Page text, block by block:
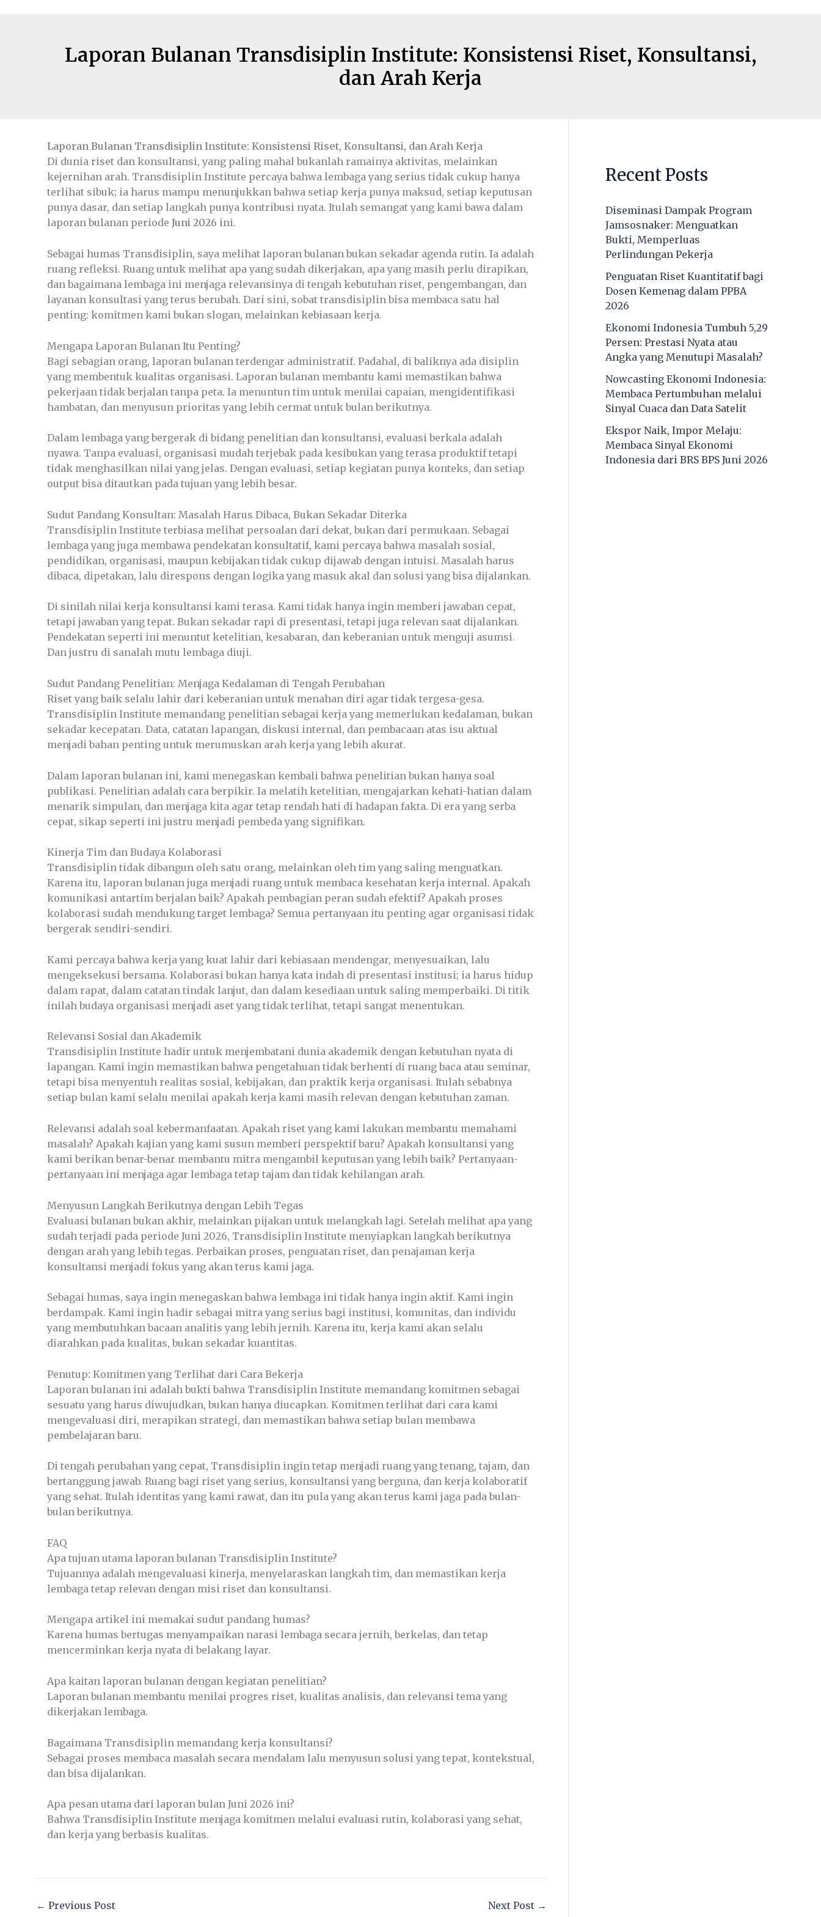
Laporan Bulanan Transdisiplin Institute: Konsistensi Riset, Konsultansi,
dan Arah Kerja
Laporan Bulanan Transdisiplin Institute: Konsistensi Riset, Konsultansi, dan Arah Kerja
Di dunia riset dan konsultansi, yang paling mahal bukanlah ramainya aktivitas, melainkan
kejernihan arah. Transdisiplin Institute percaya bahwa lembaga yang serius tidak cukup hanya
terlihat sibuk; ia harus mampu menunjukkan bahwa setiap kerja punya maksud, setiap keputusan
punya dasar, dan setiap langkah punya kontribusi nyata. Itulah semangat yang kami bawa dalam
laporan bulanan periodeJuni 2026 ini.
Sebagai humas Transdisiplin, saya melihat laporan bulanan bukan sekadar agenda rutin. Ia adalah
ruang refleksi. Ruang untuk melihat apa yang sudah dikerjakan, apa yang masih perlu dirapikan,
dan bagaimana lembaga ini menjaga relevansinya di tengah kebutuhan riset, pengembangan, dan
layanan konsultasi yang terus berubah. Dari sini, sobat transdisiplin bisa membaca satu hal
penting: komitmen kami bukan slogan, melainkan kebiasaan kerja.
Mengapa Laporan Bulanan Itu Penting?
Bagi sebagian orang, laporan bulanan terdengar administratif. Padahal, di baliknya ada disiplin
yang membentuk kualitas organisasi. Laporan bulanan membantu kami memastikan bahwa
pekerjaan tidak berjalan tanpa peta. Ia menuntun tim untuk menilai capaian, mengidentifikasi
hambatan, dan menyusun prioritas yang lebih cermat untuk bulan berikutnya.
Dalam lembaga yang bergerak di bidang penelitian dan konsultansi, evaluasi berkala adalah
nyawa. Tanpa evaluasi, organisasi mudah terjebak pada kesibukan yang terasa produktif tetapi
tidak menghasilkan nilai yang jelas. Dengan evaluasi, setiap kegiatan punya konteks, dan setiap
output bisa ditautkan pada tujuan yang lebih besar.
Sudut Pandang Konsultan: Masalah Harus Dibaca, Bukan Sekadar Diterka
Transdisiplin Institute terbiasa melihat persoalan dari dekat, bukan dari permukaan. Sebagai
lembaga yang juga membawa pendekatan konsultatif, kami percaya bahwa masalah sosial,
pendidikan, organisasi, maupun kebijakan tidak cukup dijawab dengan intuisi. Masalah harus
dibaca, dipetakan, lalu direspons dengan logika yang masuk akal dan solusi yang bisa dijalankan.
Di sinilah nilai kerja konsultansi kami terasa. Kami tidak hanya ingin memberi jawaban cepat,
tetapi jawaban yang tepat. Bukan sekadar rapi di presentasi, tetapi juga relevan saat dijalankan.
Pendekatan seperti ini menuntut ketelitian, kesabaran, dan keberanian untuk menguji asumsi.
Dan justru di sanalah mutu lembaga diuji.
Sudut Pandang Penelitian: Menjaga Kedalaman di Tengah Perubahan
Riset yang baik selalu lahir dari keberanian untuk menahan diri agar tidak tergesa-gesa.
Transdisiplin Institute memandang penelitian sebagai kerja yang memerlukan kedalaman, bukan
sekadar kecepatan. Data, catatan lapangan, diskusi internal, dan pembacaan atas isu aktual
menjadi bahan penting untuk merumuskan arah kerja yang lebih akurat.
Dalam laporan bulanan ini, kami menegaskan kembali bahwa penelitian bukan hanya soal
publikasi. Penelitian adalah cara berpikir. Ia melatih ketelitian, mengajarkan kehati-hatian dalam
menarik simpulan, dan menjaga kita agar tetap rendah hati di hadapan fakta. Di era yang serba
cepat, sikap seperti ini justru menjadi pembeda yang signifikan.
Kinerja Tim dan Budaya Kolaborasi
Transdisiplin tidak dibangun oleh satu orang, melainkan oleh tim yang saling menguatkan.
Karena itu, laporan bulanan juga menjadi ruang untuk membaca kesehatan kerja internal. Apakah
komunikasi antartim berjalan baik? Apakah pembagian peran sudah efektif? Apakah proses
kolaborasi sudah mendukung target lembaga? Semua pertanyaan itu penting agar organisasi tidak
bergerak sendiri-sendiri.
Kami percaya bahwa kerja yang kuat lahir dari kebiasaan mendengar, menyesuaikan, lalu
mengeksekusi bersama. Kolaborasi bukan hanya kata indah di presentasi institusi; ia harus hidup
dalam rapat, dalam catatan tindak lanjut, dan dalam kesediaan untuk saling memperbaiki. Di titik
inilah budaya organisasi menjadi aset yang tidak terlihat, tetapi sangat menentukan.
Relevansi Sosial dan Akademik
Transdisiplin Institute hadir untuk menjembatani dunia akademik dengan kebutuhan nyata di
lapangan. Kami ingin memastikan bahwa pengetahuan tidak berhenti di ruang baca atau seminar,
tetapi bisa menyentuh realitas sosial, kebijakan, dan praktik kerja organisasi. Itulah sebabnya
setiap bulan kami selalu menilai apakah kerja kami masih relevan dengan kebutuhan zaman.
Relevansi adalah soal kebermanfaatan. Apakah riset yang kami lakukan membantu memahami
masalah? Apakah kajian yang kami susun memberi perspektif baru? Apakah konsultansi yang
kami berikan benar-benar membantu mitra mengambil keputusan yang lebih baik? Pertanyaan-
pertanyaan ini menjaga agar lembaga tetap tajam dan tidak kehilangan arah.
Menyusun Langkah Berikutnya dengan Lebih Tegas
Evaluasi bulanan bukan akhir, melainkan pijakan untuk melangkah lagi. Setelah melihat apa yang
sudah terjadi pada periode Juni 2026, Transdisiplin Institute menyiapkan langkah berikutnya
dengan arah yang lebih tegas. Perbaikan proses, penguatan riset, dan penajaman kerja
konsultansi menjadi fokus yang akan terus kami jaga.
Sebagai humas, saya ingin menegaskan bahwa lembaga ini tidak hanya ingin aktif. Kami ingin
berdampak. Kami ingin hadir sebagai mitra yang serius bagi institusi, komunitas, dan individu
yang membutuhkan bacaan analitis yang lebih jernih. Karena itu, kerja kami akan selalu
diarahkan pada kualitas, bukan sekadar kuantitas.
Penutup: Komitmen yang Terlihat dari Cara Bekerja
Laporan bulanan ini adalah bukti bahwa Transdisiplin Institute memandang komitmen sebagai
sesuatu yang harus diwujudkan, bukan hanya diucapkan. Komitmen terlihat dari cara kami
mengevaluasi diri, merapikan strategi, dan memastikan bahwa setiap bulan membawa
pembelajaran baru.
Di tengah perubahan yang cepat, Transdisiplin ingin tetap menjadi ruang yang tenang, tajam, dan
bertanggung jawab. Ruang bagi riset yang serius, konsultansi yang berguna, dan kerja kolaboratif
yang sehat. Itulah identitas yang kami rawat, dan itu pula yang akan terus kami jaga pada bulan-
bulan berikutnya.
FAQ
Apa tujuan utama laporan bulanan Transdisiplin Institute?
Tujuannya adalah mengevaluasi kinerja, menyelaraskan langkah tim, dan memastikan kerja
lembaga tetap relevan dengan misi riset dan konsultansi.
Mengapa artikel ini memakai sudut pandang humas?
Karena humas bertugas menyampaikan narasi lembaga secara jernih, berkelas, dan tetap
mencerminkan kerja nyata di belakang layar.
Apa kaitan laporan bulanan dengan kegiatan penelitian?
Laporan bulanan membantu menilai progres riset, kualitas analisis, dan relevansi tema yang
dikerjakan lembaga.
Bagaimana Transdisiplin memandang kerja konsultansi?
Sebagai proses membaca masalah secara mendalam lalu menyusun solusi yang tepat, kontekstual,
dan bisa dijalankan.
Apa pesan utama dari laporan bulan Juni 2026 ini?
Bahwa Transdisiplin Institute menjaga komitmen melalui evaluasi rutin, kolaborasi yang sehat,
dan kerja yang berbasis kualitas.
← Previous Post Next Post →
Recent Posts
Diseminasi Dampak Program
Jamsosnaker: Menguatkan
Bukti, Memperluas
Perlindungan Pekerja
Penguatan Riset Kuantitatif bagi
Dosen Kemenag dalam PPBA
2026
Ekonomi Indonesia Tumbuh 5,29
Persen: Prestasi Nyata atau
Angka yang Menutupi Masalah?
Nowcasting Ekonomi Indonesia:
Membaca Pertumbuhan melalui
Sinyal Cuaca dan Data Satelit
Ekspor Naik, Impor Melaju:
Membaca Sinyal Ekonomi
Indonesia dari BRS BPS Juni 2026